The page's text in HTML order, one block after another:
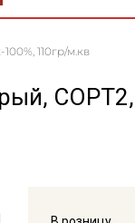
110гр/м.кв